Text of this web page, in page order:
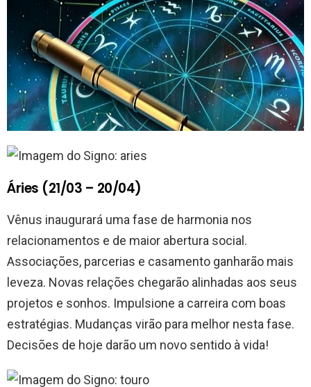
Áries (21/03 – 20/04)
Vênus inaugurará uma fase de harmonia nos
relacionamentos e de maior abertura social.
Associações, parcerias e casamento ganharão mais
leveza. Novas relações chegarão alinhadas aos seus
projetos e sonhos. Impulsione a carreira com boas
estratégias. Mudanças virão para melhor nesta fase.
Decisões de hoje darão um novo sentido à vida!